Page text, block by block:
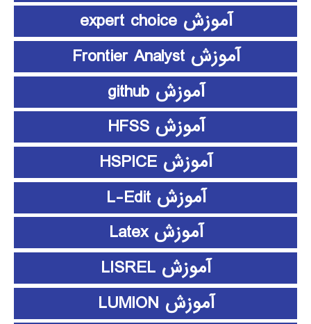
آموزش expert choice
آموزش Frontier Analyst
آموزش github
آموزش HFSS
آموزش HSPICE
آموزش L-Edit
آموزش Latex
آموزش LISREL
آموزش LUMION